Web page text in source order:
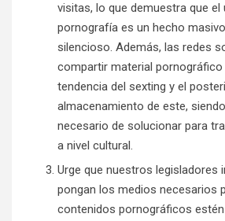
visitas, lo que demuestra que el
pornografía es un hecho
silencioso. Además, las redes
compartir material
tendencia del sexting y el
almacenamiento de este,
necesario de solucionar para
a nivel cultural.
Urge que nuestros legisladores
pongan los medios necesarios
contenidos pornográficos